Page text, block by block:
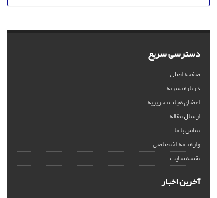
دسترسی سریع
صفحه اصلی
درباره نشریه
اعضای هیات تحریریه
ارسال مقاله
تماس با ما
واژه نامه اختصاصی
نقشه سایت
آخرین اخبار